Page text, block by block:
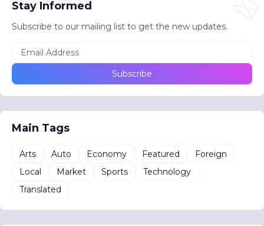
Stay Informed
Subscribe to our mailing list to get the new updates.
Main Tags
Arts Auto Economy Featured
Foreign
Local
Market Sports
Technology
Translated